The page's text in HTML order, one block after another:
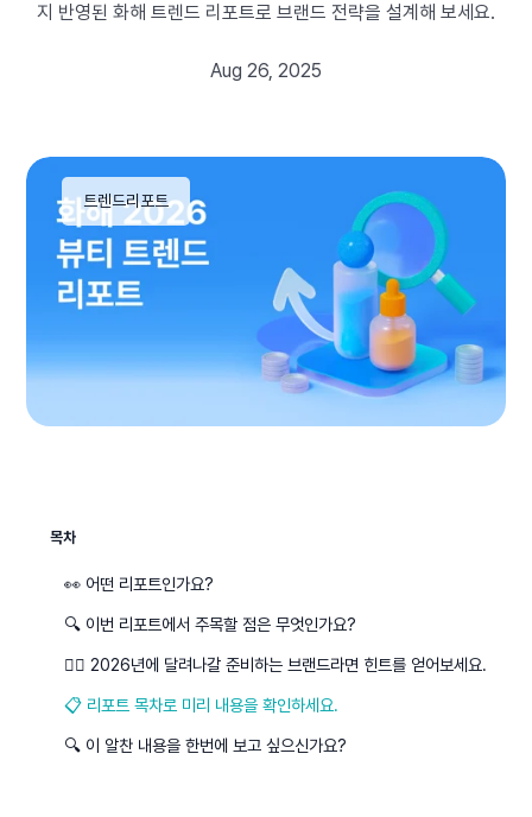
지 반영된 화해 트렌드 리포트로 브랜드 전략을 설계해 보세요.
Aug 26, 2025
트렌드리포트
목차
👀 어떤 리포트인가요?
🔍 이번 리포트에서 주목할 점은 무엇인가요?
🏃‍♀️ 2026년에 달려나갈 준비하는 브랜드라면 힌트를 얻어보세요.
📋 리포트 목차로 미리 내용을 확인하세요.
🔍 이 알찬 내용을 한번에 보고 싶으신가요?